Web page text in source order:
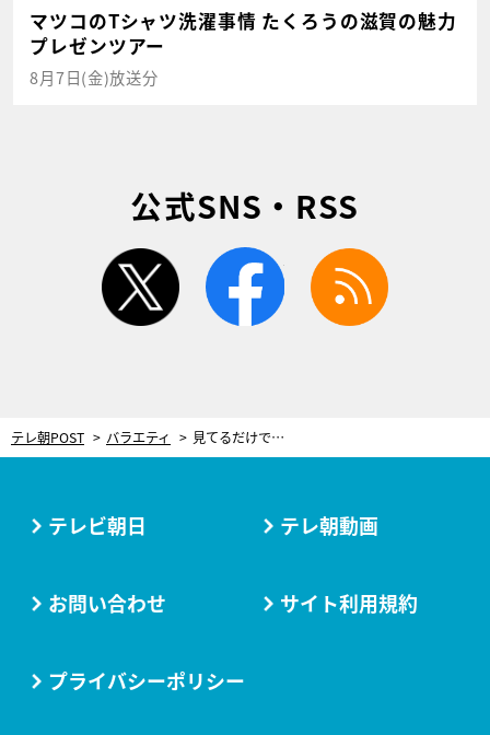
マツコのTシャツ洗濯事情 たくろうの滋賀の魅力
プレゼンツアー
8月7日(金)放送分
公式SNS・RSS
twitter facebook
テレ朝POST バラエティ 見てるだけで腹が減る！3時のヒロインが唸る最強激辛グルメ「辛いんだけど…おいしい！」
テレビ朝日 テレ朝動画
お問い合わせ サイト利用規約
プライバシーポリシー